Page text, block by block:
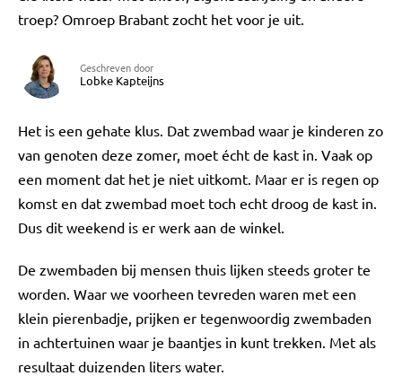
troep? Omroep Brabant zocht het voor je uit.
Geschreven door
Lobke Kapteijns
Het is een gehate klus. Dat zwembad waar je kinderen zo
van genoten deze zomer, moet écht de kast in. Vaak op
een moment dat het je niet uitkomt. Maar er is regen op
komst en dat zwembad moet toch echt droog de kast in.
Dus dit weekend is er werk aan de winkel.
De zwembaden bij mensen thuis lijken steeds groter te
worden. Waar we voorheen tevreden waren met een
klein pierenbadje, prijken er tegenwoordig zwembaden
in achtertuinen waar je baantjes in kunt trekken. Met als
resultaat duizenden liters water.